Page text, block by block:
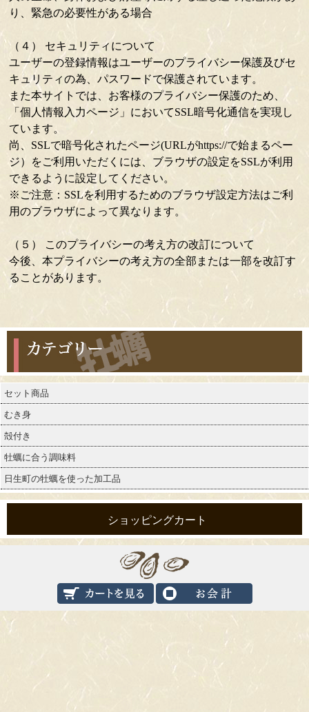
り、緊急の必要性がある場合
（４） セキュリティについて
ユーザーの登録情報はユーザーのプライバシー保護及びセ
キュリティの為、パスワードで保護されています。
また本サイトでは、お客様のプライバシー保護のため、
「個人情報入力ページ」においてSSL暗号化通信を実現し
ています。
尚、SSLで暗号化されたページ(URLがhttps://で始まるペー
ジ）をご利用いただくには、ブラウザの設定をSSLが利用
できるように設定してください。
※ご注意：SSLを利用するためのブラウザ設定方法はご利
用のブラウザによって異なります。
（５） このプライバシーの考え方の改訂について
今後、本プライバシーの考え方の全部または一部を改訂す
ることがあります。
カテゴリー
セット商品
むき身
殻付き
牡蠣に合う調味料
日生町の牡蠣を使った加工品
ショッピングカート